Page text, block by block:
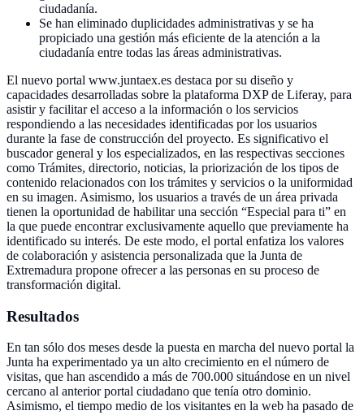
ciudadanía.
Se han eliminado duplicidades administrativas y se ha
propiciado una gestión más eficiente de la atención a la
ciudadanía entre todas las áreas administrativas.
El nuevo portal www.juntaex.es destaca por su diseño y
capacidades desarrolladas sobre la plataforma DXP de Liferay, para
asistir y facilitar el acceso a la información o los servicios
respondiendo a las necesidades identificadas por los usuarios
durante la fase de construcción del proyecto. Es significativo el
buscador general y los especializados, en las respectivas secciones
como Trámites, directorio, noticias, la priorización de los tipos de
contenido relacionados con los trámites y servicios o la uniformidad
en su imagen. Asimismo, los usuarios a través de un área privada
tienen la oportunidad de habilitar una sección “Especial para ti” en
la que puede encontrar exclusivamente aquello que previamente ha
identificado su interés. De este modo, el portal enfatiza los valores
de colaboración y asistencia personalizada que la Junta de
Extremadura propone ofrecer a las personas en su proceso de
transformación digital.
Resultados
En tan sólo dos meses desde la puesta en marcha del nuevo portal la
Junta ha experimentado ya un alto crecimiento en el número de
visitas, que han ascendido a más de 700.000 situándose en un nivel
cercano al anterior portal ciudadano que tenía otro dominio.
Asimismo, el tiempo medio de los visitantes en la web ha pasado de